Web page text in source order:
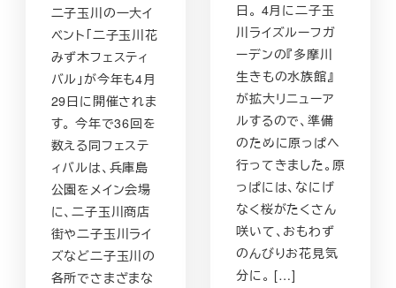
二子玉川の一大イ
ベント「二子玉川花
みず木フェスティ
バル」が今年も4月
29日に開催されま
す。 今年で36回を
数える同フェステ
ィバルは、兵庫島
公園をメイン会場
に、二子玉川商店
街や二子玉川ライ
ズなど二子玉川の
各所でさまざまな
日。 4月に二子玉
川ライズルーフガ
ーデンの『多摩川
生きもの水族館』
が拡大リニューア
ルするので、準備
のために原っぱへ
行ってきました。原
っぱには、なにげ
なく桜がたくさん
咲いて、おもわず
のんびりお花見気
分に。 […]